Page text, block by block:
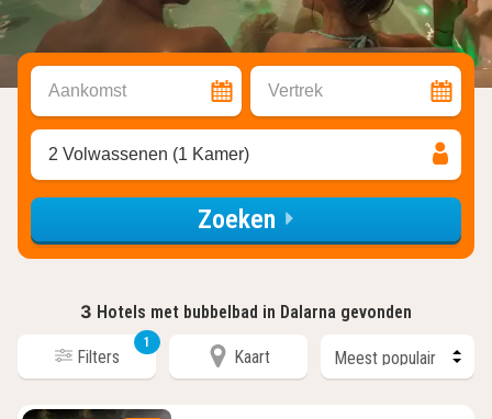
Aankomst Vertrek
2 Volwassenen (1 Kamer)
Zoeken
3 Hotels met bubbelbad in Dalarna gevonden
Filters
1
Kaart